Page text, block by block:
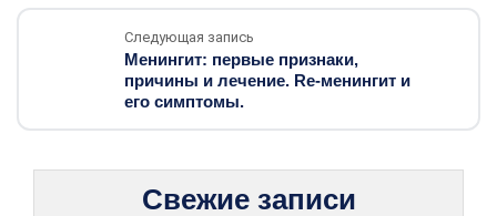
Следующая запись
Менингит: первые признаки,
причины и лечение. Re-менингит и
его симптомы.
Свежие записи